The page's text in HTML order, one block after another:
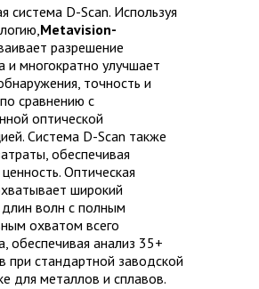
система D-Scan. Используя
Metavision-
разрешение
и многократно улучшает
точность и
сравнению с
оптической
Система D-Scan также
обеспечивая
Оптическая
широкий
волн с полным
охватом всего
обеспечивая анализ 35+
при стандартной заводской
для металлов и сплавов.